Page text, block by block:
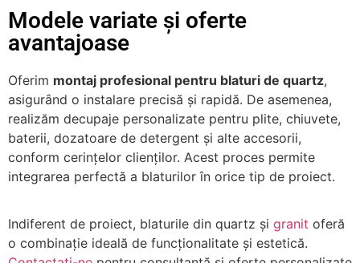
Modele variate și oferte
avantajoase
Oferim montaj profesional pentru blaturi de quartz,
asigurând o instalare precisă și rapidă. De asemenea,
realizăm decupaje personalizate pentru plite, chiuvete,
baterii, dozatoare de detergent și alte accesorii,
conform cerințelor clienților. Acest proces permite
integrarea perfectă a blaturilor în orice tip de proiect.
Indiferent de proiect, blaturile din quartz și granit oferă
o combinație ideală de funcționalitate și estetică.